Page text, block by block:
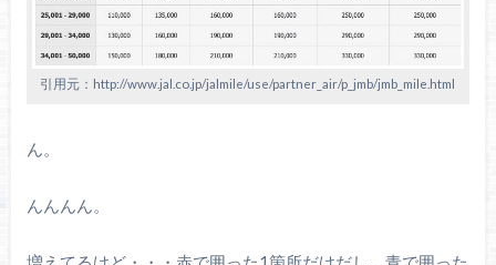
引用元：http://www.jal.co.jp/jalmile/use/partner_air/p_jmb/jmb_mile.html
ん。
んんんん。